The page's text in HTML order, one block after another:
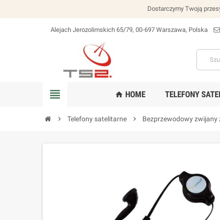
Dostarczymy Twoją
lokalizacja_na
Alejach Jerozolimskich 65/79, 00-697 Warszawa, Polska
view_headline home HOME TELEFONY
chevron_right Telefony satelitarne chevron_right Bezprzewodowy zwijany